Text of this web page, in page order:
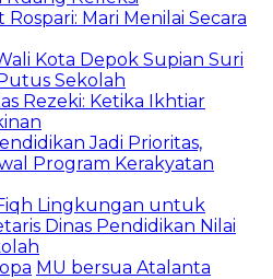
Mari Menilai Secara
Kota Depok Supian Suri
Sekolah
Rezeki: Ketika Ikhtiar
Jadi Prioritas,
Program Kerakyatan
Lingkungan untuk
Dinas Pendidikan Nilai
MU bersua Atalanta